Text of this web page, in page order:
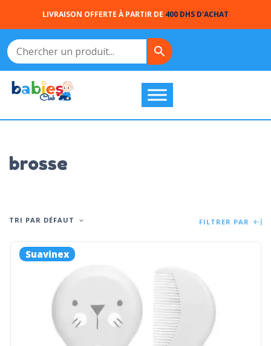
LIVRAISON OFFERTE À PARTIR DE 400 DHS D'ACHAT
brosse
TRI PAR DÉFAUT FILTRER PAR
Suavinex